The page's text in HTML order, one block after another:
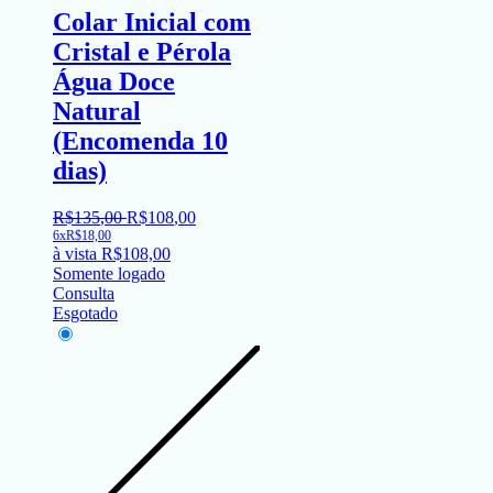
Colar Inicial com
Cristal e Pérola
Água Doce
Natural
(Encomenda 10
dias)
R$135,00 R$108,00
6xR$18,00
à vista R$108,00
Somente logado
Consulta
Esgotado